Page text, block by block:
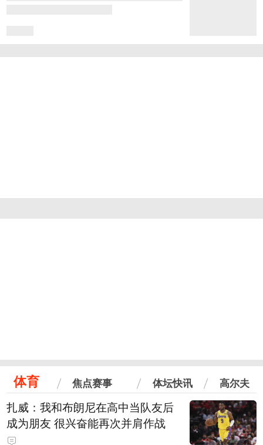
体育 焦点赛事 体坛快讯 高尔夫
扎威：我和布朗尼在高中当队友后
成为朋友 很兴奋能再次并肩作战